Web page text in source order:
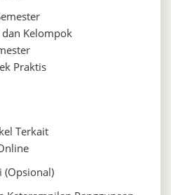
Kelompok
Praktis
Terkait
(Opsional)